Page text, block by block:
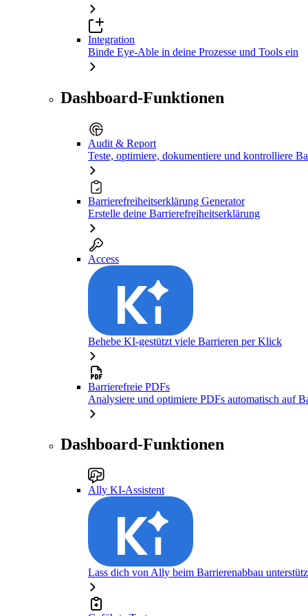
Integration
Binde Eye-Able in deine Prozesse und Tools ein
Dashboard-Funktionen
Audit & Report
Teste, optimiere, dokumentiere und kontrolliere
Barrierefreiheitserklärung Generator
Erstelle deine Barrierefreiheitserklärung
Access
Behebe KI-gestützt viele Barrieren per Klick
Barrierefreie PDFs
Analysiere und optimiere PDFs automatisch auf
Dashboard-Funktionen
Ally KI-Assistent
Lass dich von Ally beim Barrierenabbau